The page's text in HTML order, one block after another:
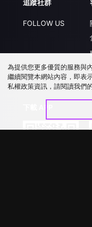
追蹤社群
FOLLOW US
為提供您更多優質的服務與
繼續閱覽本網站內容，即表
私權政策資訊，請閱讀我們